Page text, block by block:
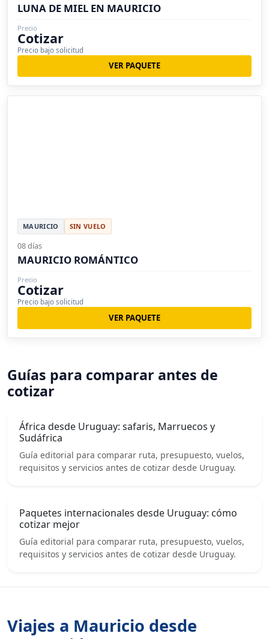
LUNA DE MIEL EN MAURICIO
Precio
Cotizar
Precio bajo solicitud
VER PAQUETE
MAURICIO SIN VUELO
08 días
MAURICIO ROMÁNTICO
Precio
Cotizar
Precio bajo solicitud
VER PAQUETE
Guías para comparar antes de
cotizar
África desde Uruguay: safaris, Marruecos y
Sudáfrica
Guía editorial para comparar ruta, presupuesto, vuelos,
requisitos y servicios antes de cotizar desde Uruguay.
Paquetes internacionales desde Uruguay: cómo
cotizar mejor
Guía editorial para comparar ruta, presupuesto, vuelos,
requisitos y servicios antes de cotizar desde Uruguay.
Viajes a Mauricio desde